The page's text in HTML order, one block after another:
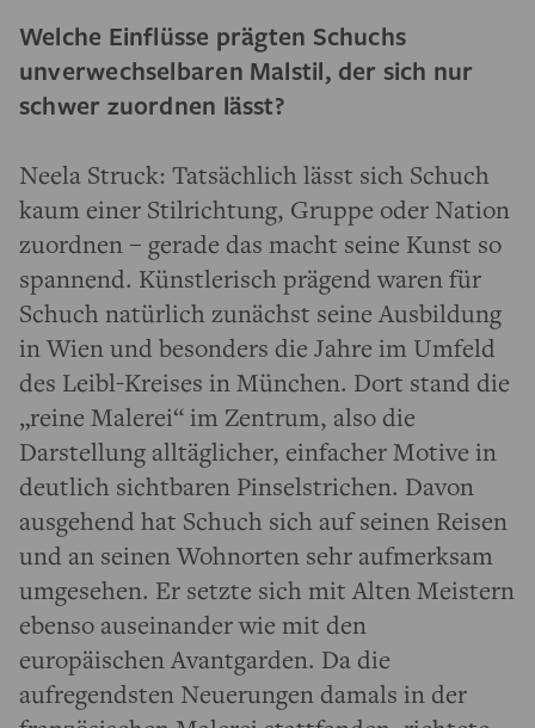
Welche Einflüsse prägten Schuchs
unverwechselbaren Malstil, der sich nur
schwer zuordnen lässt?
Neela Struck: Tatsächlich lässt sich Schuch
kaum einer Stilrichtung, Gruppe oder Nation
zuordnen – gerade das macht seine Kunst so
spannend. Künstlerisch prägend waren für
Schuch natürlich zunächst seine Ausbildung
in Wien und besonders die Jahre im Umfeld
des Leibl-Kreises in München. Dort stand die
„reine Malerei“ im Zentrum, also die
Darstellung alltäglicher, einfacher Motive in
deutlich sichtbaren Pinselstrichen. Davon
ausgehend hat Schuch sich auf seinen Reisen
und an seinen Wohnorten sehr aufmerksam
umgesehen. Er setzte sich mit Alten Meistern
ebenso auseinander wie mit den
europäischen Avantgarden. Da die
aufregendsten Neuerungen damals in der